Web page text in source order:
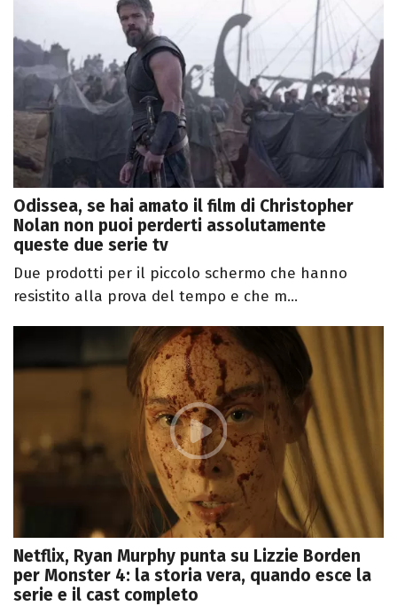
Odissea, se hai amato il film di Christopher
Nolan non puoi perderti assolutamente
queste due serie tv
Due prodotti per il piccolo schermo che hanno
resistito alla prova del tempo e che m...
Netflix, Ryan Murphy punta su Lizzie Borden
per Monster 4: la storia vera, quando esce la
serie e il cast completo